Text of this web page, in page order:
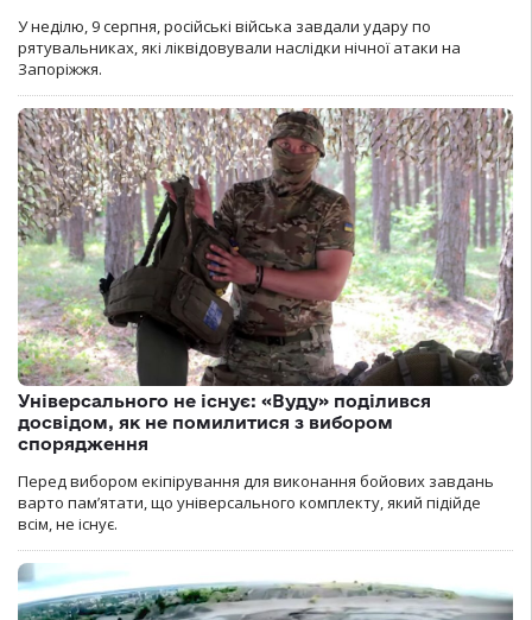
У неділю, 9 серпня, російські війська завдали удару по
рятувальниках, які ліквідовували наслідки нічної атаки на
Запоріжжя.
Універсального не існує: «Вуду» поділився
досвідом, як не помилитися з вибором
спорядження
Перед вибором екіпірування для виконання бойових завдань
варто пам’ятати, що універсального комплекту, який підійде
всім, не існує.